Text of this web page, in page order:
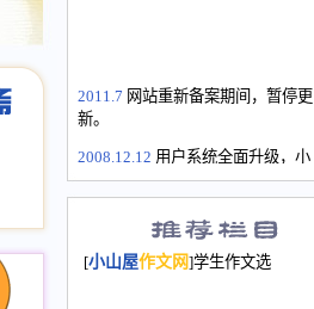
2011.7 网站重新备案期间，暂停更
新。
2008.12.12 用户系统全面升级，小
山屋主站、作文网、学生作文、家
长会、家园网－个人空间，用户一
次注册全部通行。
2008.12.12家园网正式运行，域
[小山屋作文网]学生作文选